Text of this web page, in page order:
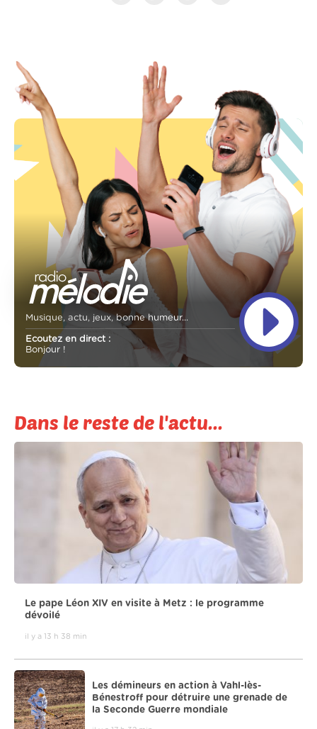
Musique, actu, jeux, bonne humeur...
Ecoutez en direct :
Bonjour !
Dans le reste de l'actu...
Le pape Léon XIV en visite à Metz : le programme
dévoilé
il y a 13 h 38 min
Les démineurs en action à Vahl-lès-
Bénestroff pour détruire une grenade de
la Seconde Guerre mondiale